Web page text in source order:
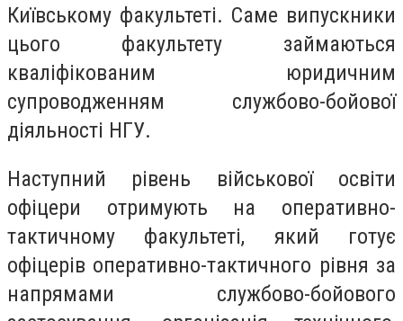
Київському факультеті. Саме випускники
цього факультету займаються
кваліфікованим юридичним
супроводженням службово-бойової
діяльності НГУ.
Наступний рівень військової освіти
офіцери отримують на оперативно-
тактичному факультеті, який готує
офіцерів оперативно-тактичного рівня за
напрямами службово-бойового